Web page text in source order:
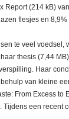
Report (214 kB)
flesjes en
te veel
thesis (7,44
Haar
van kleine
From Excess
Tijdens een recent